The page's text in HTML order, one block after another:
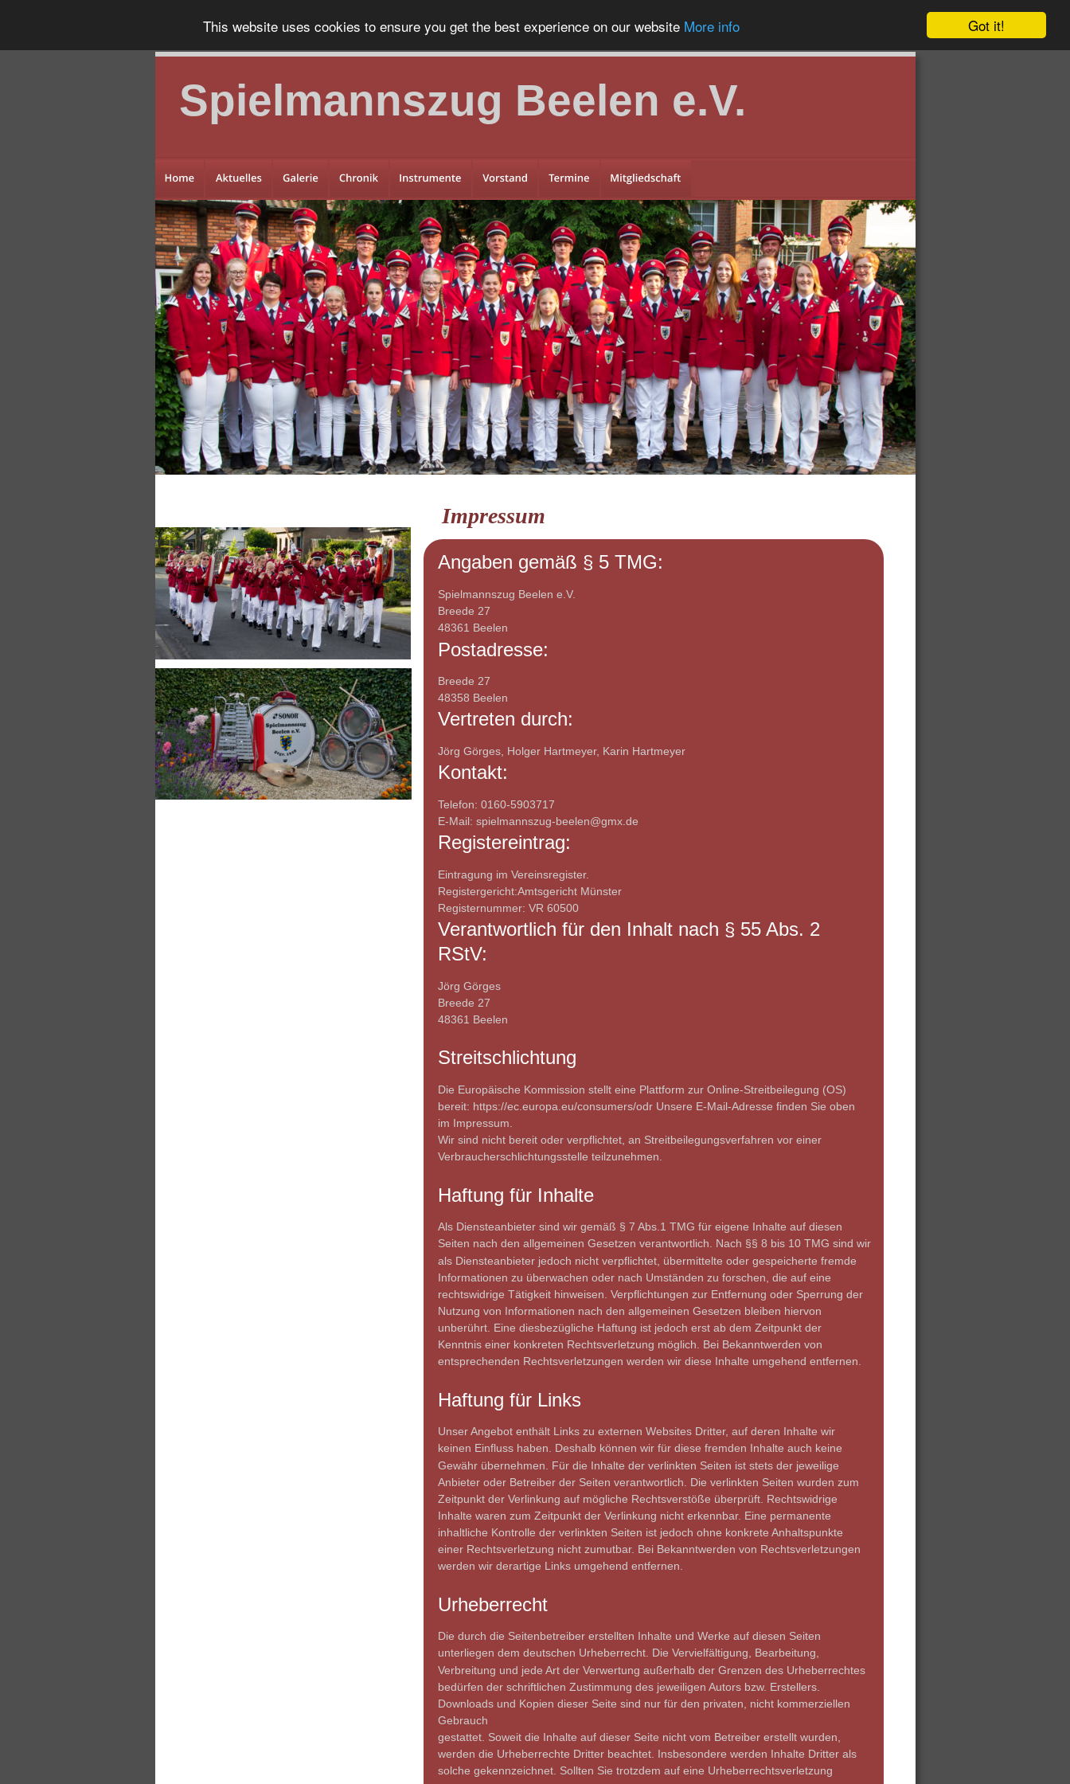
Got it!
This website uses cookies to ensure you get the best experience on our website More info
Spielmannszug Beelen e.V.
Impressum
Angaben gemäß § 5 TMG:
Spielmannszug Beelen e.V.
Breede 27
48361 Beelen
Postadresse:
Breede 27
48358 Beelen
Vertreten durch:
Jörg Görges, Holger Hartmeyer, Karin Hartmeyer
Kontakt:
Telefon: 0160-5903717
E-Mail: spielmannszug-beelen@gmx.de
Registereintrag:
Eintragung im Vereinsregister.
Registergericht:Amtsgericht Münster
Registernummer: VR 60500
Verantwortlich für den Inhalt nach § 55 Abs. 2
RStV:
Jörg Görges
Breede 27
48361 Beelen
Streitschlichtung
Die Europäische Kommission stellt eine Plattform zur Online-Streitbeilegung (OS)
bereit: https://ec.europa.eu/consumers/odr Unsere E-Mail-Adresse finden Sie oben
im Impressum.
Wir sind nicht bereit oder verpflichtet, an Streitbeilegungsverfahren vor einer
Verbraucherschlichtungsstelle teilzunehmen.
Haftung für Inhalte
Als Diensteanbieter sind wir gemäß § 7 Abs.1 TMG für eigene Inhalte auf diesen
Seiten nach den allgemeinen Gesetzen verantwortlich. Nach §§ 8 bis 10 TMG sind wir
als Diensteanbieter jedoch nicht verpflichtet, übermittelte oder gespeicherte fremde
Informationen zu überwachen oder nach Umständen zu forschen, die auf eine
rechtswidrige Tätigkeit hinweisen. Verpflichtungen zur Entfernung oder Sperrung der
Nutzung von Informationen nach den allgemeinen Gesetzen bleiben hiervon
unberührt. Eine diesbezügliche Haftung ist jedoch erst ab dem Zeitpunkt der
Kenntnis einer konkreten Rechtsverletzung möglich. Bei Bekanntwerden von
entsprechenden Rechtsverletzungen werden wir diese Inhalte umgehend entfernen.
Haftung für Links
Unser Angebot enthält Links zu externen Websites Dritter, auf deren Inhalte wir
keinen Einfluss haben. Deshalb können wir für diese fremden Inhalte auch keine
Gewähr übernehmen. Für die Inhalte der verlinkten Seiten ist stets der jeweilige
Anbieter oder Betreiber der Seiten verantwortlich. Die verlinkten Seiten wurden zum
Zeitpunkt der Verlinkung auf mögliche Rechtsverstöße überprüft. Rechtswidrige
Inhalte waren zum Zeitpunkt der Verlinkung nicht erkennbar. Eine permanente
inhaltliche Kontrolle der verlinkten Seiten ist jedoch ohne konkrete Anhaltspunkte
einer Rechtsverletzung nicht zumutbar. Bei Bekanntwerden von Rechtsverletzungen
werden wir derartige Links umgehend entfernen.
Urheberrecht
Die durch die Seitenbetreiber erstellten Inhalte und Werke auf diesen Seiten
unterliegen dem deutschen Urheberrecht. Die Vervielfältigung, Bearbeitung,
Verbreitung und jede Art der Verwertung außerhalb der Grenzen des Urheberrechtes
bedürfen der schriftlichen Zustimmung des jeweiligen Autors bzw. Erstellers.
Downloads und Kopien dieser Seite sind nur für den privaten, nicht kommerziellen
Gebrauch
gestattet. Soweit die Inhalte auf dieser Seite nicht vom Betreiber erstellt wurden,
werden die Urheberrechte Dritter beachtet. Insbesondere werden Inhalte Dritter als
solche gekennzeichnet. Sollten Sie trotzdem auf eine Urheberrechtsverletzung